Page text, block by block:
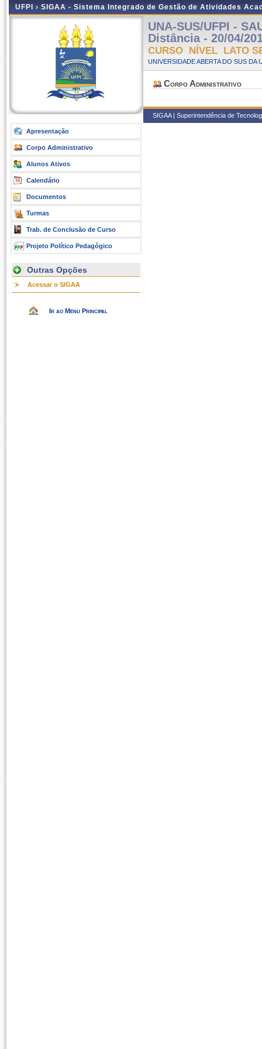
UFPI › SIGAA - Sistema Integrado de Gestão de Atividades
Apresentação
Corpo Administrativo
Alunos Ativos
Calendário
Documentos
Turmas
Trab. de Conclusão de Curso
Projeto Político Pedagógico
Outras Opções
Acessar o SIGAA
Ir ao Menu Principal
UNA-SUS/UFPI -
Distância - 20/04/
CURSO NÍVEL LATO
UNIVERSIDADE ABERTA DO SUS DA
Corpo Administrativo
SIGAA | Superintendência de